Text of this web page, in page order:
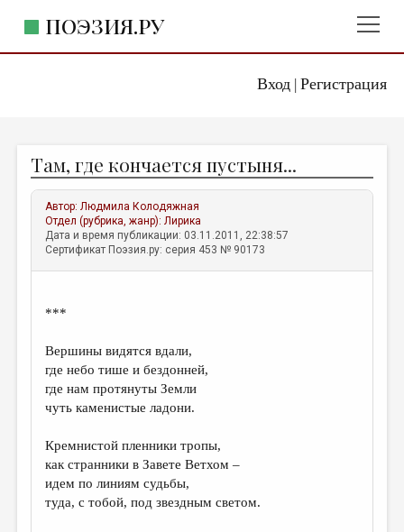
Вход| Регистрация
ПОЭЗИЯ.РУ
ЖАНРЫ
АВТОРЫ
КОММЕНТАРИИ
ЛИТСАЛОН
ОТДЕЛЫ И РУБРИКИ
ИЗБРАННОЕ
ПРОИЗВЕДЕНИЯ
ПЕРЕВОДЫ
Там, где кончается пустыня...
Автор:Людмила Колодяжная
Отдел (рубрика, жанр):Лирика
Дата и время публикации: 03.11.2011, 22:38:57
Сертификат Поэзия.ру: серия 453 № 90173
***
Вершины видятся вдали,
где небо тише и бездонней,
где нам протянуты Земли
чуть каменистые ладони.
Кремнистой пленники тропы,
как странники в Завете Ветхом –
идем по линиям судьбы,
туда, с тобой, под звездным светом.